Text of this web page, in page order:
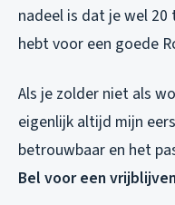
nadeel is dat je wel
hebt voor een goede
Als je zolder niet als
eigenlijk altijd mijn
betrouwbaar en het
Bel voor een